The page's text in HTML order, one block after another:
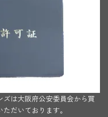
は大阪府公安委員会から買
だいております。